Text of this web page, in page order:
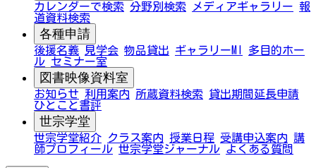
カレンダーで検索 分野別検索 メディアギャラリー 報
道資料検索
各種申請
後援名義 見学会 物品貸出 ギャラリーMI
多目的ホー
ル セミナー室
図書映像資料室
お知らせ 利用案内 所蔵資料検索
貸出期間延長申請
ひとこと書評
世宗学堂
世宗学堂紹介 クラス案内 授業日程 受講申込案内 講
師プロフィール 世宗学堂ジャーナル よくある質問